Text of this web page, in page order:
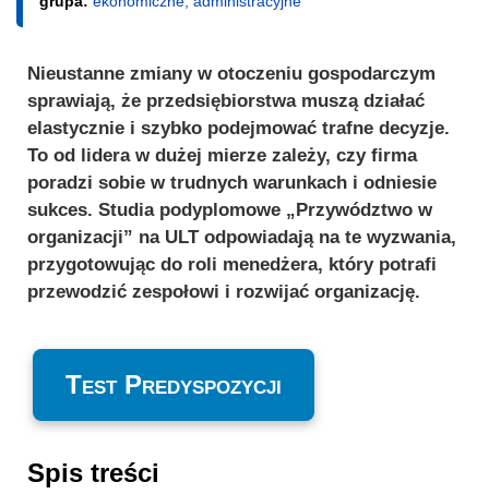
Nieustanne zmiany w otoczeniu gospodarczym
sprawiają, że przedsiębiorstwa muszą działać
elastycznie i szybko podejmować trafne decyzje.
To od lidera w dużej mierze zależy, czy firma
poradzi sobie w trudnych warunkach i odniesie
sukces. Studia podyplomowe „Przywództwo w
organizacji” na ULT odpowiadają na te wyzwania,
przygotowując do roli menedżera, który potrafi
przewodzić zespołowi i rozwijać organizację.
Test Predyspozycji
Spis treści